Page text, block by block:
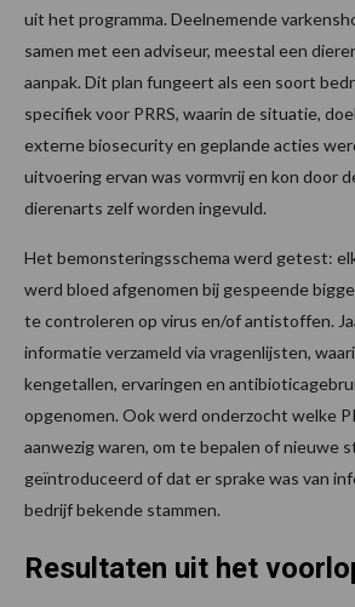
uit het programma. Deelnemende
samen met een adviseur, meestal een
aanpak. Dit plan fungeert als een soort
specifiek voor PRRS, waarin de situatie,
externe biosecurity en geplande acties
uitvoering ervan was vormvrij en kon door
dierenarts zelf worden ingevuld.
Het bemonsteringsschema werd getest:
werd bloed afgenomen bij gespeende
te controleren op virus en/of antistoffen.
informatie verzameld via vragenlijsten,
kengetallen, ervaringen en
opgenomen. Ook werd onderzocht welke
aanwezig waren, om te bepalen of nieuwe
geïntroduceerd of dat er sprake was van
bedrijf bekende stammen.
Resultaten uit het